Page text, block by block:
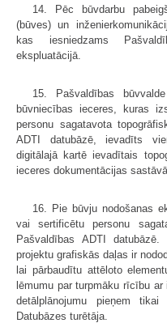
14. Pēc būvdarbu
(būves) un
kas iesniedzams
ekspluatācijā.
15. Pašvaldības
būvniecības ieceres, kuras
personu sagatavota
ADTI datubāzē, ievadīts
digitālajā kartē ievadītais
ieceres dokumentācijas sastāvā.
16. Pie būvju nodošanas
vai sertificētu personu
Pašvaldības ADTI
projektu grafiskās daļas ir
lai pārbaudītu attēloto
lēmumu par turpmāku rīcību
detālplānojumu pieņem
Datubāzes turētāja.